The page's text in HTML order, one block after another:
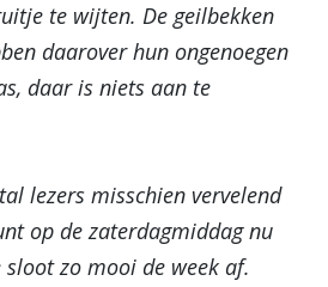
te wijten. De geilbekken
daarover hun ongenoegen
daar is niets aan te
lezers misschien vervelend
op de zaterdagmiddag nu
zo mooi de week af.